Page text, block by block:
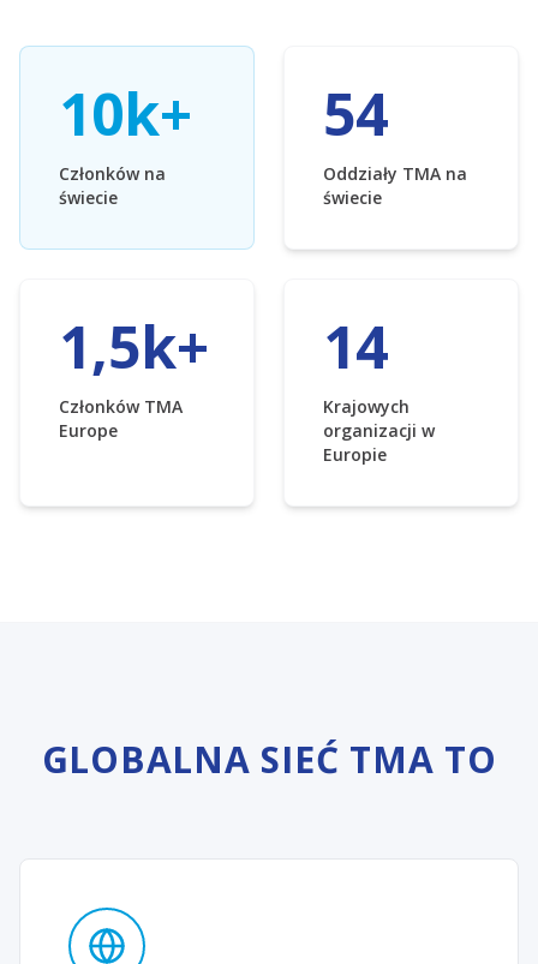
10k+
Członków na
świecie
54
Oddziały TMA na
świecie
1,5k+
Członków TMA
Europe
14
Krajowych
organizacji w
Europie
GLOBALNA SIEĆ TMA TO